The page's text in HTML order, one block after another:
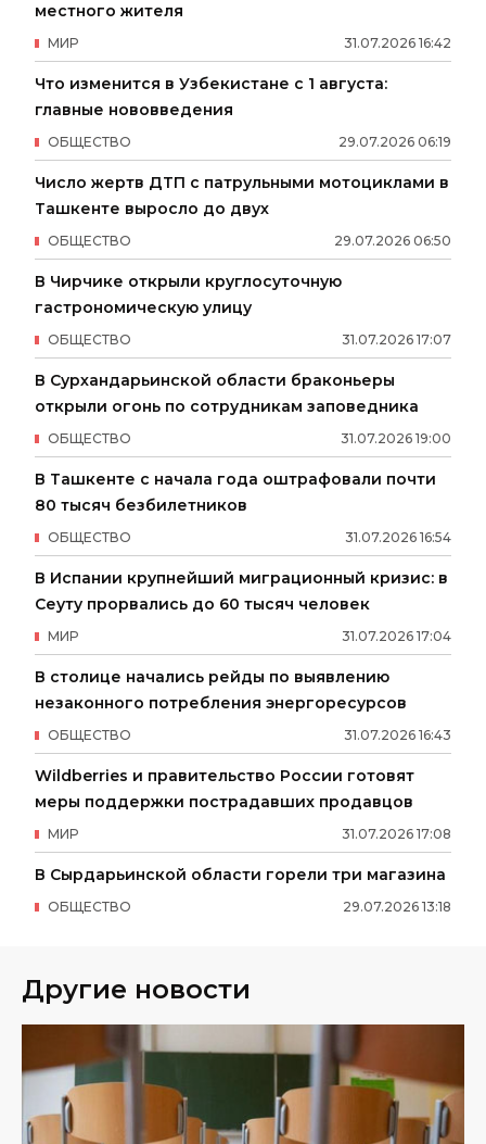
местного жителя
31.07.2026 16:42
МИР
Что изменится в Узбекистане с 1 августа:
главные нововведения
29.07.2026 06:19
ОБЩЕСТВО
Число жертв ДТП с патрульными мотоциклами в
Ташкенте выросло до двух
29.07.2026 06:50
ОБЩЕСТВО
В Чирчике открыли круглосуточную
гастрономическую улицу
31.07.2026 17:07
ОБЩЕСТВО
В Сурхандарьинской области браконьеры
открыли огонь по сотрудникам заповедника
31.07.2026 19:00
ОБЩЕСТВО
В Ташкенте с начала года оштрафовали почти
80 тысяч безбилетников
31.07.2026 16:54
ОБЩЕСТВО
В Испании крупнейший миграционный кризис: в
Сеуту прорвались до 60 тысяч человек
31.07.2026 17:04
МИР
В столице начались рейды по выявлению
незаконного потребления энергоресурсов
31.07.2026 16:43
ОБЩЕСТВО
Wildberries и правительство России готовят
меры поддержки пострадавших продавцов
31.07.2026 17:08
МИР
В Сырдарьинской области горели три магазина
29.07.2026 13:18
ОБЩЕСТВО
Другие новости